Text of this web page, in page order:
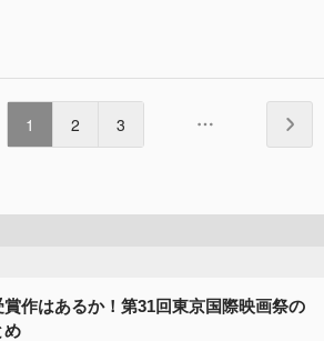
1 2 3
作はあるか！第31回東京国際映画祭の
め